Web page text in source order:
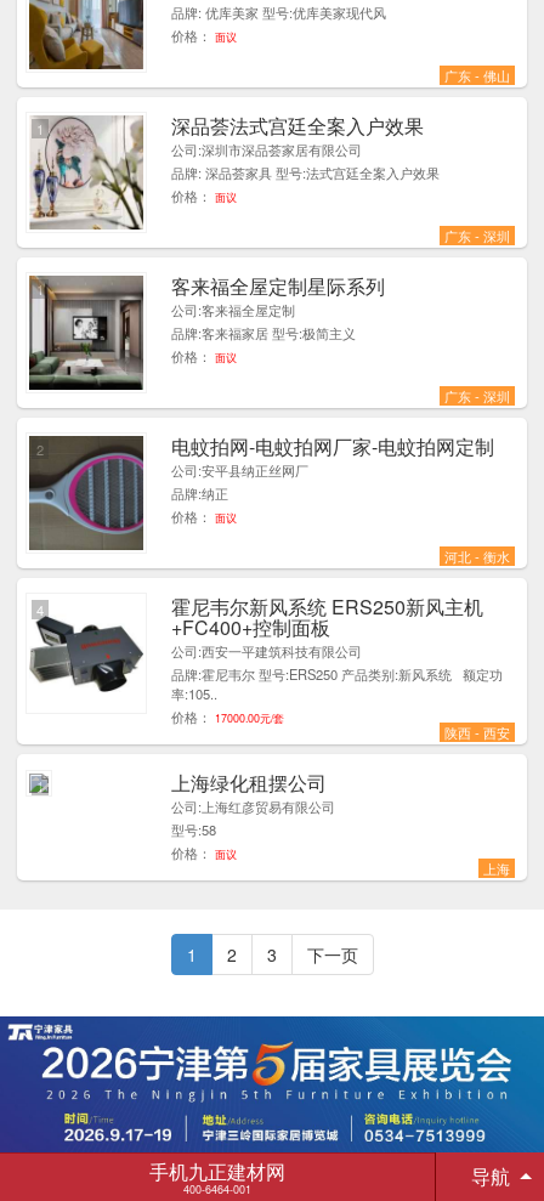
品牌: 优库美家 型号:优库美家现代风
价格：
面议
广东 - 佛山
深品荟法式宫廷全案入户效果
公司:深圳市深品荟家居有限公司
品牌: 深品荟家具 型号:法式宫廷全案入户效果
价格：
面议
广东 - 深圳
1
客来福全屋定制星际系列
公司:客来福全屋定制
品牌:客来福家居 型号:极简主义
价格：
面议
广东 - 深圳
1
电蚊拍网-电蚊拍网厂家-电蚊拍网定制
公司:安平县纳正丝网厂
品牌:纳正
价格：
面议
河北 - 衡水
2
霍尼韦尔新风系统 ERS250新风主机
+FC400+控制面板
公司:西安一平建筑科技有限公司
品牌:霍尼韦尔 型号:ERS250 产品类别:新风系统 额定功
率:105..
价格：
17000.00元/套
陕西 - 西安
4
上海绿化租摆公司
公司:上海红彦贸易有限公司
型号:58
价格：
面议
上海
1
1 2 3 下一页
手机九正建材网
400-6464-001 导航